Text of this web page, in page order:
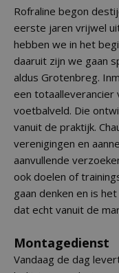
Rofraline begon
eerste jaren vrijwel
hebben we in het
daaruit zijn we gaan
aldus Grotenbreg.
een totaalleverancier
voetbalveld. Die
vanuit de praktijk.
verenigingen en
aanvullende
ook doelen of
gaan denken en is
dat echt vanuit de
Montagedienst
Vandaag de dag